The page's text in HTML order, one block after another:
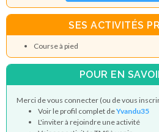
SES ACTIVITÉS
Course à pied
POUR EN
Merci de vous connecter (ou de vous
Voir le profil complet deYvandu35
L'inviter à rejoindre une activité